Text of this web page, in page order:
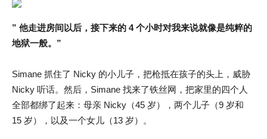
” 他走进房间以后，接下来的 4 个小时对我来说就像是纯粹的
地狱一般。”
Simane 抓住了 Nicky 的小儿子，把枪抵在孩子的头上，威胁
Nicky 听话。然后，Simane 找来了铁丝网，把家里的四个人
全部都绑了起来：母亲 Nicky（45 岁），两个儿子（9 岁和
15 岁），以及一个女儿（13 岁）。